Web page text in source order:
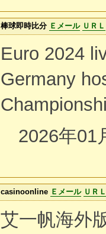
棒球即時比分 Ｅメール ＵＲＬ
Euro 2024
Germany
2026年01
casinoonline Ｅメール ＵＲＬ
艾一帆海外